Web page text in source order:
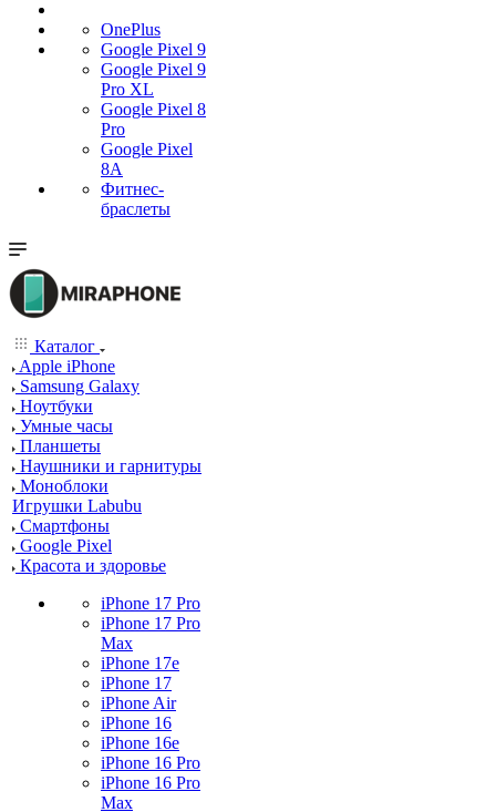
OnePlus
Google Pixel 9
Google Pixel 9
Pro XL
Google Pixel 8
Pro
Google Pixel
8A
Фитнес-
браслеты
Каталог
Apple iPhone
Samsung Galaxy
Ноутбуки
Умные часы
Планшеты
Наушники и гарнитуры
Моноблоки
Игрушки Labubu
Смартфоны
Google Pixel
Красота и здоровье
iPhone 17 Pro
iPhone 17 Pro
Max
iPhone 17e
iPhone 17
iPhone Air
iPhone 16
iPhone 16e
iPhone 16 Pro
iPhone 16 Pro
Max